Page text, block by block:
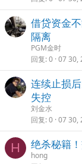
借贷资金
隔离
PGM金时
回复 0 07 30,
连续止损
失控
刘金水
回复 0 07 30,
H 绝杀秘籍
hong